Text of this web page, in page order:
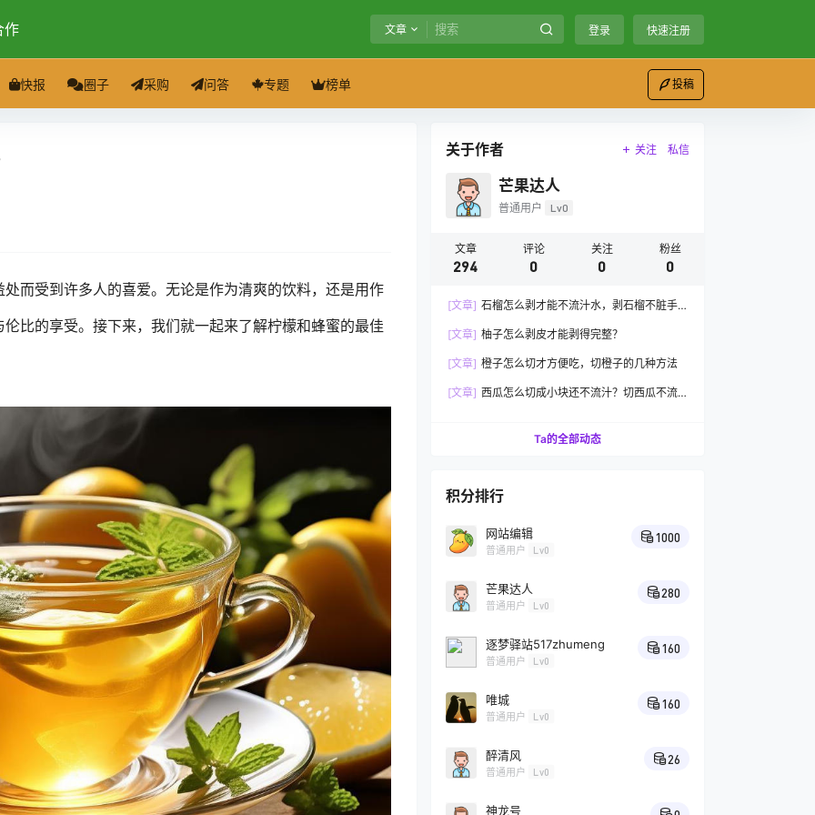
作 文章 登录 快速注册
快报 圈子 采购 问答 专题 榜单 投稿
而受到许多人的喜爱。无论是作为清爽的饮料，还是用作
比的享受。接下来，我们就一起来了解柠檬和蜂蜜的最佳
关于作者 关注 私信
芒果达人
普通用户 Lv0
文章
294
评论
0
关注
0
粉丝
0
[文章] 石榴怎么剥才能不流汁水，剥石榴不脏手
[文章] 柚子怎么剥皮才能剥得完整？
[文章] 橙子怎么切才方便吃，切橙子的几种方法
[文章] 西瓜怎么切成小块还不流汁？切西瓜不流
Ta的全部动态
积分排行
网站编辑
普通用户 Lv0
1000
芒果达人
普通用户 Lv0
280
逐梦驿站517zhumeng
普通用户 Lv0
160
唯城
普通用户 Lv0
160
醉清风
普通用户 Lv0
26
神龙号